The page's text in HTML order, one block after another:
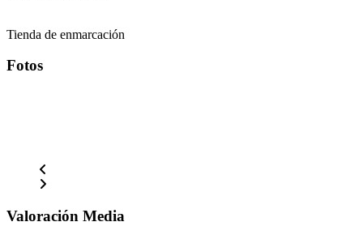
Tienda de enmarcación
Fotos
Valoración Media